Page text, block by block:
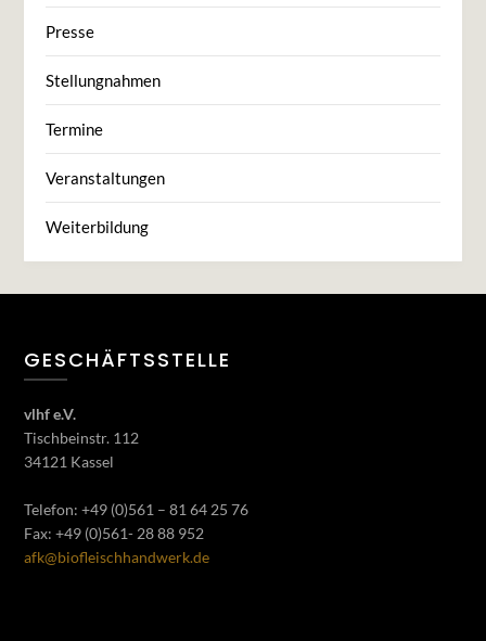
Presse
Stellungnahmen
Termine
Veranstaltungen
Weiterbildung
GESCHÄFTSSTELLE
vlhf e.V.
Tischbeinstr. 112
34121 Kassel
Telefon: +49 (0)561 – 81 64 25 76
Fax: +49 (0)561- 28 88 952
afk@biofleischhandwerk.de